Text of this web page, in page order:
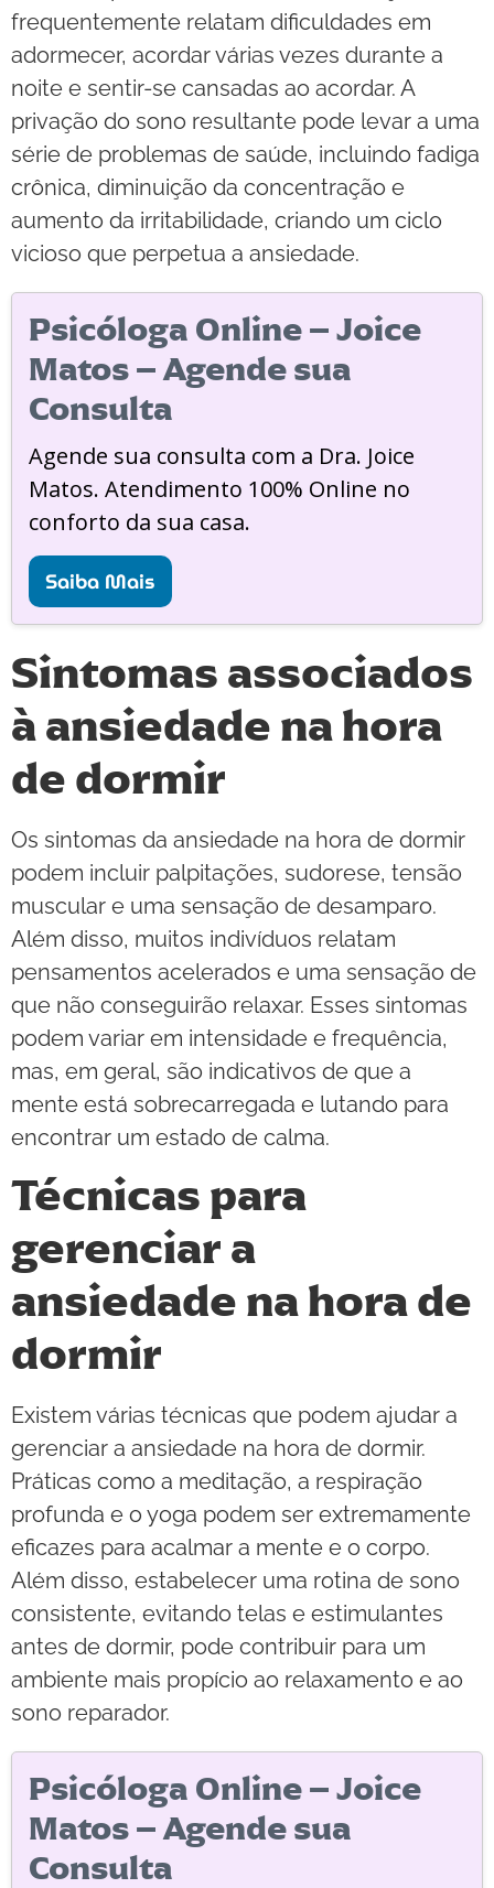
frequentemente relatam dificuldades em
adormecer, acordar várias vezes durante a
noite e sentir-se cansadas ao acordar. A
privação do sono resultante pode levar a uma
série de problemas de saúde, incluindo fadiga
crônica, diminuição da concentração e
aumento da irritabilidade, criando um ciclo
vicioso que perpetua a ansiedade.
Psicóloga Online – Joice
Matos – Agende sua
Consulta
Agende sua consulta com a Dra. Joice
Matos. Atendimento 100% Online no
conforto da sua casa.
Saiba Mais
Sintomas associados
à ansiedade na hora
de dormir
Os sintomas da ansiedade na hora de dormir
podem incluir palpitações, sudorese, tensão
muscular e uma sensação de desamparo.
Além disso, muitos indivíduos relatam
pensamentos acelerados e uma sensação de
que não conseguirão relaxar. Esses sintomas
podem variar em intensidade e frequência,
mas, em geral, são indicativos de que a
mente está sobrecarregada e lutando para
encontrar um estado de calma.
Técnicas para
gerenciar a
ansiedade na hora de
dormir
Existem várias técnicas que podem ajudar a
gerenciar a ansiedade na hora de dormir.
Práticas como a meditação, a respiração
profunda e o yoga podem ser extremamente
eficazes para acalmar a mente e o corpo.
Além disso, estabelecer uma rotina de sono
consistente, evitando telas e estimulantes
antes de dormir, pode contribuir para um
ambiente mais propício ao relaxamento e ao
sono reparador.
Psicóloga Online – Joice
Matos – Agende sua
Consulta